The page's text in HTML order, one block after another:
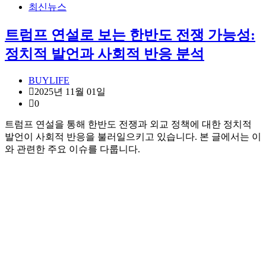
최신뉴스
트럼프 연설로 보는 한반도 전쟁 가능성:
정치적 발언과 사회적 반응 분석
BUYLIFE
2025년 11월 01일
0
트럼프 연설을 통해 한반도 전쟁과 외교 정책에 대한 정치적
발언이 사회적 반응을 불러일으키고 있습니다. 본 글에서는 이
와 관련한 주요 이슈를 다룹니다.